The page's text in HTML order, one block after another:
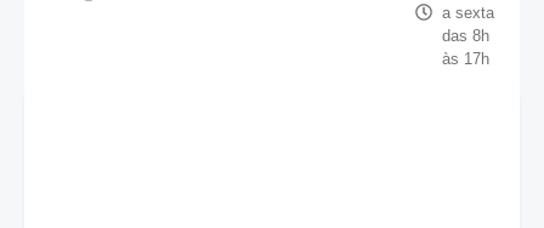
a sexta
das 8h
às 17h